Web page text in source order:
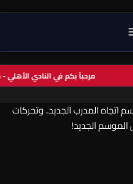
مرحباً بكم في النادي
اتجاه المدرب الجديد.. وتحركات
الموسم الجديد!